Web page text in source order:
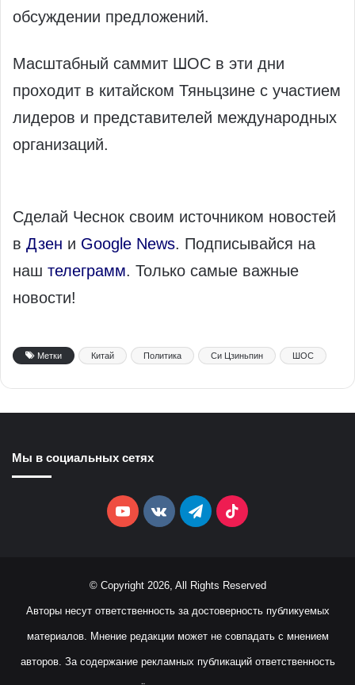
обсуждении предложений.
Масштабный саммит ШОС в эти дни
проходит в китайском Тяньцзине с участием
лидеров и представителей международных
организаций.
Сделай Чеснок своим источником новостей
в Дзен и Google News. Подписывайся на
наш телеграмм. Только самые важные
новости!
Метки Китай Политика Си Цзиньпин ШОС
Мы в социальных сетях
YouTubevk.comTelegramTikTok
© Copyright 2026, All Rights Reserved
Авторы несут ответственность за достоверность публикуемых
материалов. Мнение редакции может не совпадать с мнением
авторов. За содержание рекламных публикаций ответственность